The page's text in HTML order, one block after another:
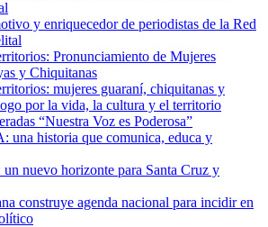
y enriquecedor de periodistas de la Red
Pronunciamiento de Mujeres
y Chiquitanas
mujeres guaraní, chiquitanas y
por la vida, la cultura y el territorio
“Nuestra Voz es Poderosa”
una historia que comunica, educa y
nuevo horizonte para Santa Cruz y
construye agenda nacional para incidir en